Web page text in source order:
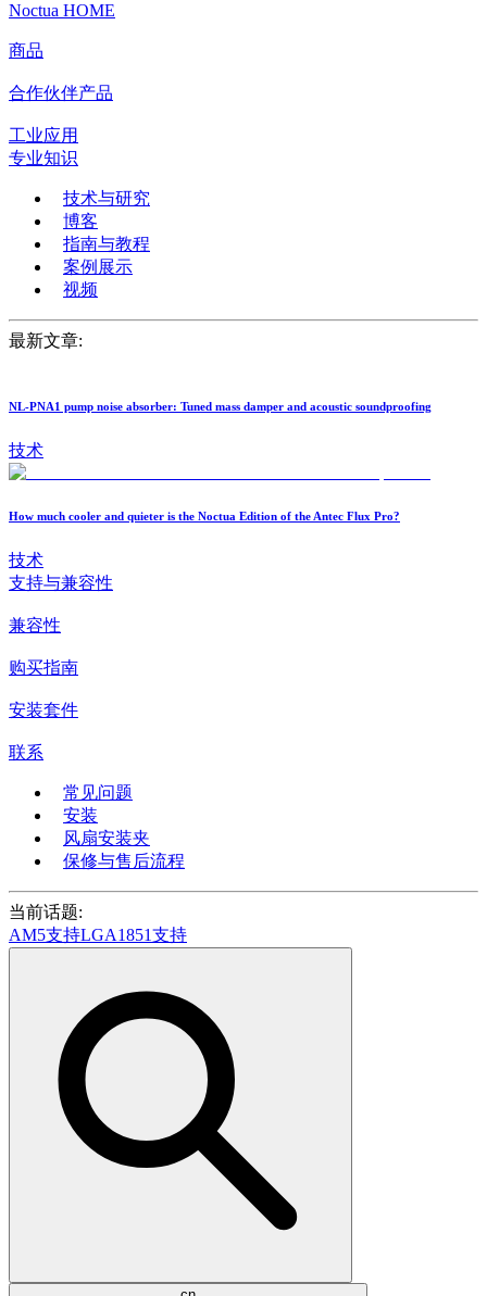
Noctua HOME
商品
合作伙伴产品
工业应用
专业知识
技术与研究
博客
指南与教程
案例展示
视频
最新文章:
NL-PNA1 pump noise absorber: Tuned mass damper and acoustic soundproofing
技术
How much cooler and quieter is the Noctua Edition of the Antec Flux Pro?
技术
支持与兼容性
兼容性
购买指南
安装套件
联系
常见问题
安装
风扇安装夹
保修与售后流程
当前话题:
AM5支持LGA1851支持